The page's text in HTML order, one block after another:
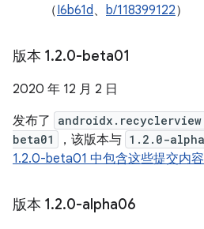
（I6b61d、 b/118399122）
版本 1.2.0-beta01
2020 年 12 月 2 日
发布了
beta01
，该版本与 1.2.0-
1.2.0-beta01 中包含这些提交内容
版本 1.2.0-alpha06